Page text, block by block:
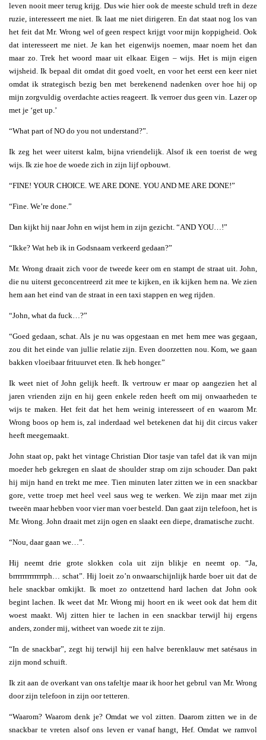
leven nooit meer terug krijg. Dus wie hier ook de meeste schuld treft in deze
ruzie, interesseert me niet. Ik laat me niet dirigeren. En dat staat nog los van
het feit dat Mr. Wrong wel of geen respect krijgt voor mijn koppigheid. Ook
dat interesseert me niet. Je kan het eigenwijs noemen, maar noem het dan
maar zo. Trek het woord maar uit elkaar. Eigen – wijs. Het is mijn eigen
wijsheid. Ik bepaal dit omdat dit goed voelt, en voor het eerst een keer niet
omdat ik strategisch bezig ben met berekenend nadenken over hoe hij op
mijn zorgvuldig overdachte acties reageert. Ik verroer dus geen vin. Lazer op
met je ‘get up.’
“What part of NO do you not understand?”.
Ik zeg het weer uiterst kalm, bijna vriendelijk. Alsof ik een toerist de weg
wijs. Ik zie hoe de woede zich in zijn lijf opbouwt.
“FINE! YOUR CHOICE. WE ARE DONE. YOU AND ME ARE DONE!”
“Fine. We’re done.”
Dan kijkt hij naar John en wijst hem in zijn gezicht. “AND YOU…!”
“Ikke? Wat heb ik in Godsnaam verkeerd gedaan?”
Mr. Wrong draait zich voor de tweede keer om en stampt de straat uit. John,
die nu uiterst geconcentreerd zit mee te kijken, en ik kijken hem na. We zien
hem aan het eind van de straat in een taxi stappen en weg rijden.
“John, what da fuck…?”
“Goed gedaan, schat. Als je nu was opgestaan en met hem mee was gegaan,
zou dit het einde van jullie relatie zijn. Even doorzetten nou. Kom, we gaan
bakken vloeibaar frituurvet eten. Ik heb honger.”
Ik weet niet of John gelijk heeft. Ik vertrouw er maar op aangezien het al
jaren vrienden zijn en hij geen enkele reden heeft om mij onwaarheden te
wijs te maken. Het feit dat het hem weinig interesseert of en waarom Mr.
Wrong boos op hem is, zal inderdaad wel betekenen dat hij dit circus vaker
heeft meegemaakt.
John staat op, pakt het vintage Christian Dior tasje van tafel dat ik van mijn
moeder heb gekregen en slaat de shoulder strap om zijn schouder. Dan pakt
hij mijn hand en trekt me mee. Tien minuten later zitten we in een snackbar
gore, vette troep met heel veel saus weg te werken. We zijn maar met zijn
tweeën maar hebben voor vier man voer besteld. Dan gaat zijn telefoon, het is
Mr. Wrong. John draait met zijn ogen en slaakt een diepe, dramatische zucht.
“Nou, daar gaan we…”.
Hij neemt drie grote slokken cola uit zijn blikje en neemt op. “Ja,
brrrrrrrrrrrrrph… schat”. Hij loeit zo’n onwaarschijnlijk harde boer uit dat de
hele snackbar omkijkt. Ik moet zo ontzettend hard lachen dat John ook
begint lachen. Ik weet dat Mr. Wrong mij hoort en ik weet ook dat hem dit
woest maakt. Wij zitten hier te lachen in een snackbar terwijl hij ergens
anders, zonder mij, witheet van woede zit te zijn.
“In de snackbar”, zegt hij terwijl hij een halve berenklauw met satésaus in
zijn mond schuift.
Ik zit aan de overkant van ons tafeltje maar ik hoor het gebrul van Mr. Wrong
door zijn telefoon in zijn oor tetteren.
“Waarom? Waarom denk je? Omdat we vol zitten. Daarom zitten we in de
snackbar te vreten alsof ons leven er vanaf hangt, Hef. Omdat we ramvol